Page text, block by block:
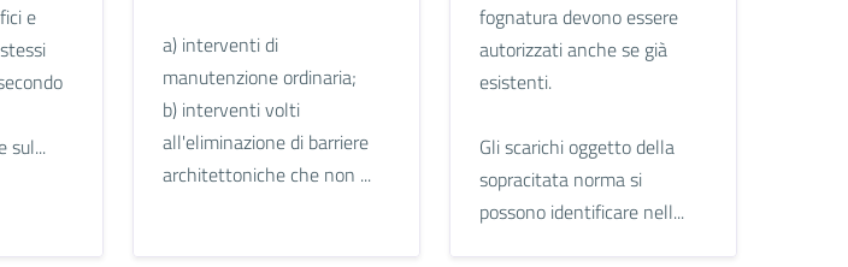
e
sul...
a) interventi di
manutenzione ordinaria;
b) interventi volti
all'eliminazione di barriere
architettoniche che non ...
fognatura devono essere
autorizzati anche se già
esistenti.
Gli scarichi oggetto della
sopracitata norma si
possono identificare nell...